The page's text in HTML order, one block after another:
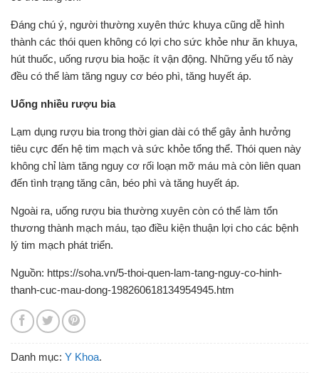
Đáng chú ý, người thường xuyên thức khuya cũng dễ hình
thành các thói quen không có lợi cho sức khỏe như ăn khuya,
hút thuốc, uống rượu bia hoặc ít vận động. Những yếu tố này
đều có thể làm tăng nguy cơ béo phì, tăng huyết áp.
Uống nhiều rượu bia
Lạm dụng rượu bia trong thời gian dài có thể gây ảnh hưởng
tiêu cực đến hệ tim mạch và sức khỏe tổng thể. Thói quen này
không chỉ làm tăng nguy cơ rối loạn mỡ máu mà còn liên quan
đến tình trạng tăng cân, béo phì và tăng huyết áp.
Ngoài ra, uống rượu bia thường xuyên còn có thể làm tổn
thương thành mạch máu, tạo điều kiện thuận lợi cho các bệnh
lý tim mạch phát triển.
Nguồn: https://soha.vn/5-thoi-quen-lam-tang-nguy-co-hinh-
thanh-cuc-mau-dong-198260618134954945.htm
Danh mục: Y Khoa.